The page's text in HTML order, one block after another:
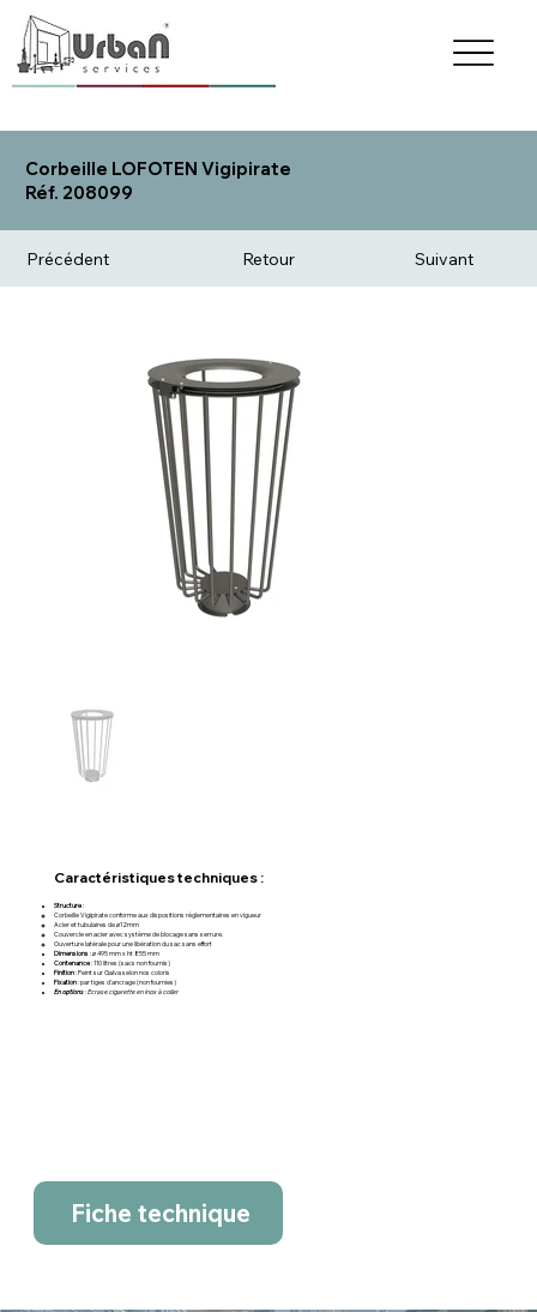
Corbeille LOFOTEN Vigipirate
Réf. 208099
Précédent Retour Suivant
Caractéristiques techniques :
Structure:
Corbeille Vigipirate conforme aux dispositions réglementaires en vigueur
Acier et tubulaires de ø12mm
Couvercle en acier avec système de blocage sans serrure.
Ouverture latérale pour une libération du sac sans effort
Dimensions : ø 495 mm x ht 855 mm
Contenance: 110 litres (sacs non fournis)
Finition: Peint sur Galva selon nos coloris
Fixation: par tiges d'ancrage (non fournies)
En options:Ecrase cigarette en inox à coller
Fiche technique